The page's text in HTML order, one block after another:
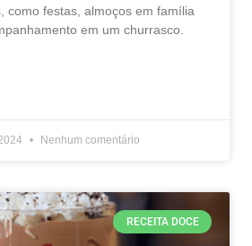
como festas, almoços em família
em um churrasco.
Nenhum comentário
RECEITA DOCE